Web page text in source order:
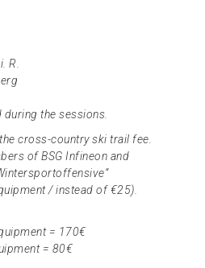
R.
the sessions.
cross-country ski trail fee.
of BSG Infineon and
/ instead of €25).
= 170€
= 80€